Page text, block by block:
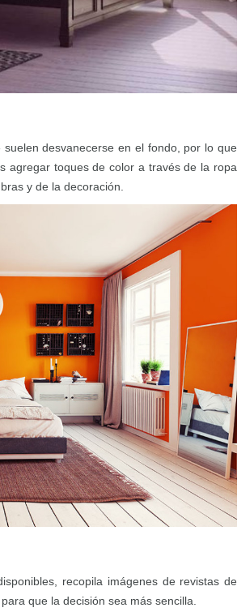
desvanecerse en el fondo, por lo que
agregar toques de color a través de la ropa
y de la decoración.
recopila imágenes de revistas de
que la decisión sea más sencilla.